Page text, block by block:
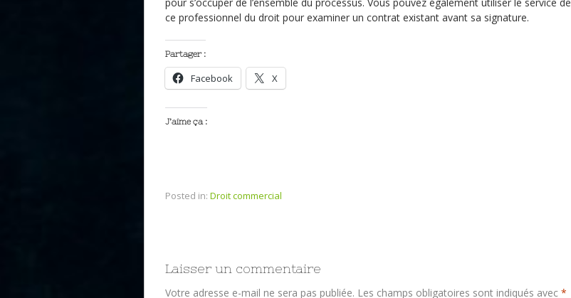
ce professionnel du droit pour examiner un contrat existant avant sa signature.
Partager :
Facebook X
J’aime ça :
Posted in: Droit commercial
Laisser un commentaire
Votre adresse e-mail ne sera pas publiée. Les champs obligatoires sont indiqués avec *